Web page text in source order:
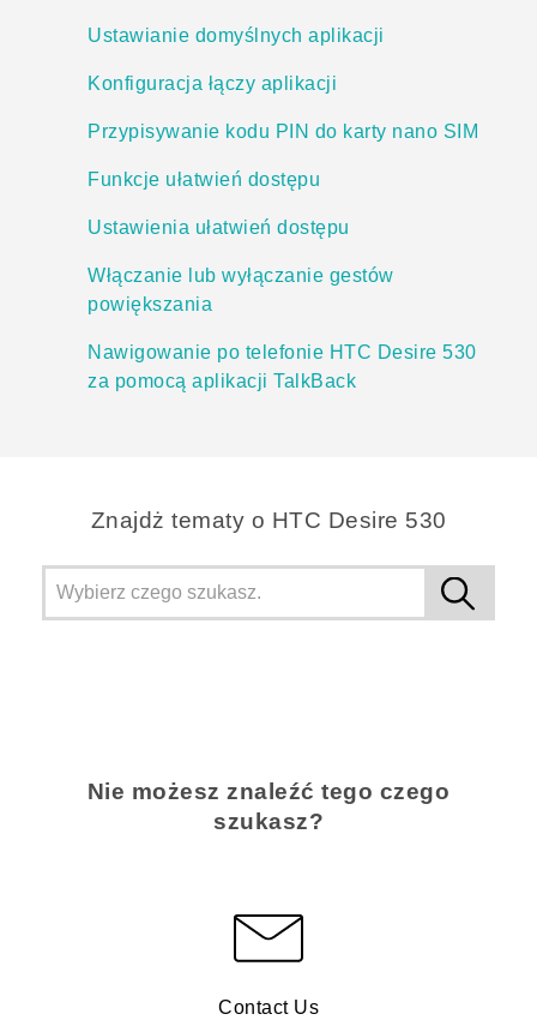
Ustawianie domyślnych aplikacji
Konfiguracja łączy aplikacji
Przypisywanie kodu PIN do karty nano SIM
Funkcje ułatwień dostępu
Ustawienia ułatwień dostępu
Włączanie lub wyłączanie gestów
powiększania
Nawigowanie po telefonie HTC Desire 530
za pomocą aplikacji TalkBack
Znajdż tematy o HTC Desire 530
Nie możesz znaleźć tego czego
szukasz?
Contact Us